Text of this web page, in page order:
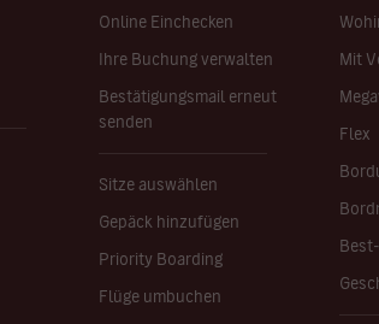
Online Einchecken
Ihre Buchung verwalten
Bestätigungsmail erneut
senden
Sitze auswählen
Gepäck hinzufügen
Priority Boarding
Flüge umbuchen
Mit
Flex